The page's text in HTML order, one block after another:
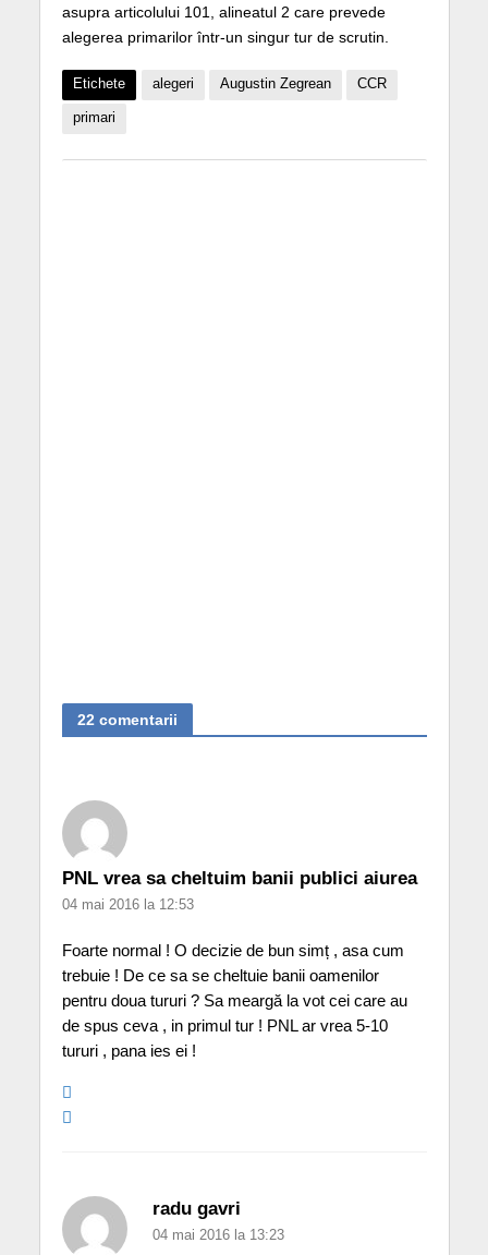
asupra articolului 101, alineatul 2 care prevede
alegerea primarilor într-un singur tur de scrutin.
Etichete alegeri Augustin Zegrean CCR
primari
22 comentarii
PNL vrea sa cheltuim banii publici aiurea
04 mai 2016 la 12:53
Foarte normal ! O decizie de bun simț , asa cum
trebuie ! De ce sa se cheltuie banii oamenilor
pentru doua tururi ? Sa meargă la vot cei care au
de spus ceva , in primul tur ! PNL ar vrea 5-10
tururi , pana ies ei !
radu gavri
04 mai 2016 la 13:23